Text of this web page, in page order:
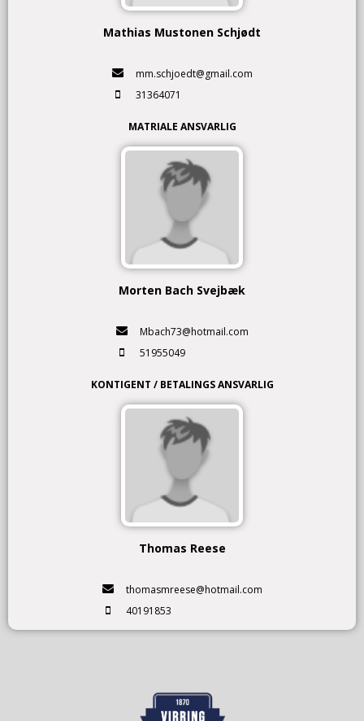
Mathias Mustonen Schjødt
mm.schjoedt@gmail.com
31364071
MATRIALE ANSVARLIG
Morten Bach Svejbæk
Mbach73@hotmail.com
51955049
KONTIGENT / BETALINGS ANSVARLIG
Thomas Reese
thomasmreese@hotmail.com
40191853